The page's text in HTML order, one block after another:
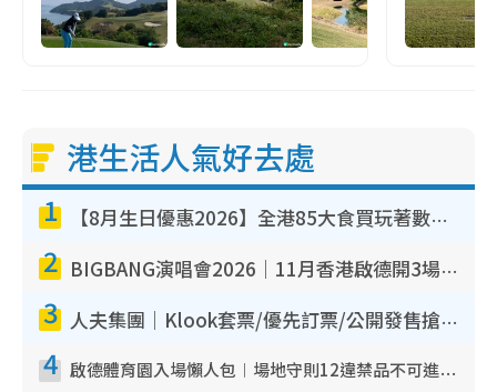
港生活人氣好去處
1 【8月生日優惠2026】全港85大食買玩著數攻略 自助餐/火鍋放題同行免費＋誠品/DONKI送現金券
2 BIGBANG演唱會2026｜11月香港啟德開3場！實名制VIP申請、優先購票攻略
3 人夫集團｜Klook套票/優先訂票/公開發售搶飛攻略！附票價.購票連結.場地座位表
4 啟德體育園入場懶人包︱場地守則12違禁品不可進場准帶細水樽但全場禁樽蓋！應援牌有限制！